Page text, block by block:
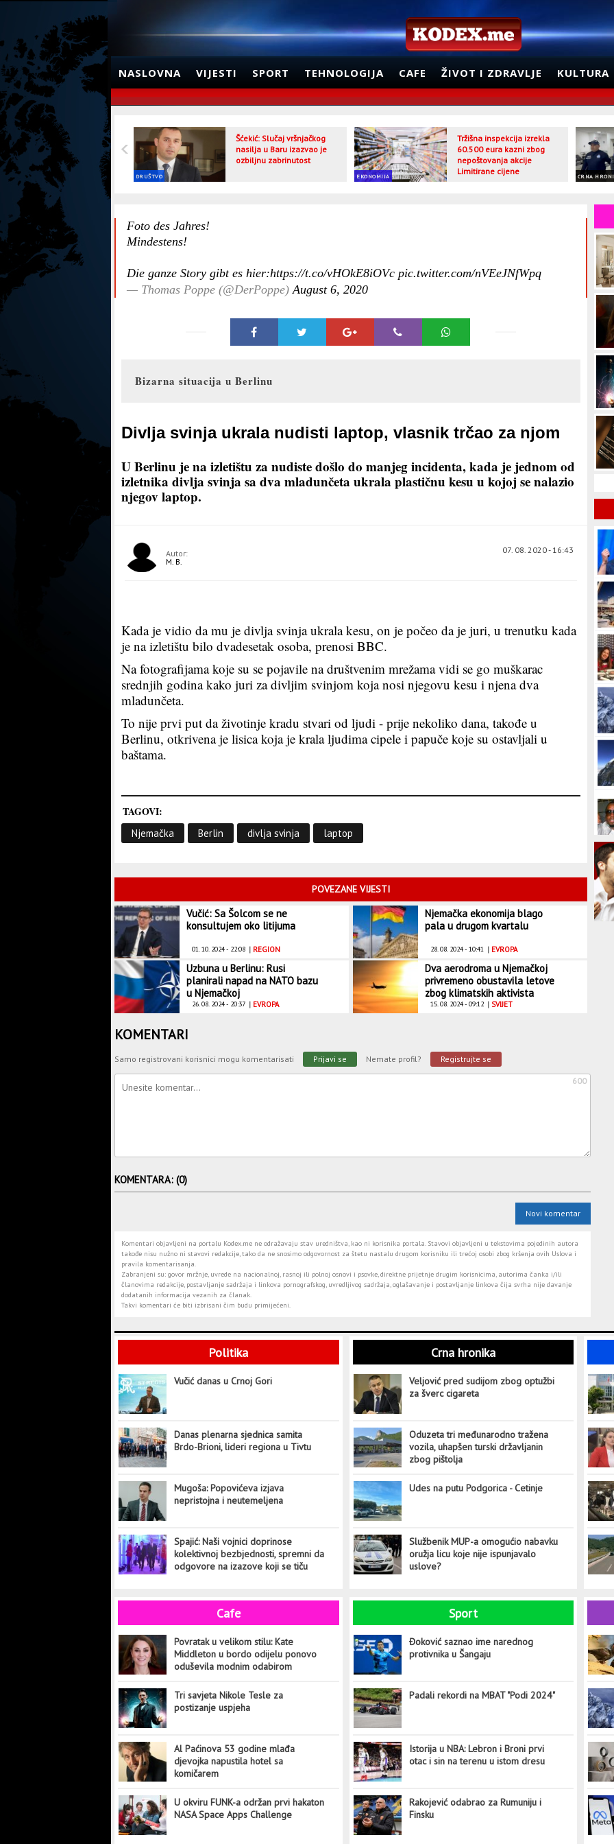
NASLOVNA VIJESTI SPORT TEHNOLOGIJA CAFE ŽIVOT I ZDRAVLJE KULTURA
DRUŠTVO
Šćekić: Slučaj vršnjačkog
nasilja u Baru izazvao je
ozbiljnu zabrinutost
EKONOMIJA
Tržišna inspekcija izrekla
60.500 eura kazni zbog
nepoštovanja akcije
Limitirane cijene
CRNA
Foto des Jahres!
Mindestens!
Die ganze Story gibt es hier:https://t.co/vHOkE8iOVc pic.twitter.com/nVEeJNfWpq
— Thomas Poppe (@DerPoppe)August 6, 2020
Bizarna situacija u Berlinu
Divlja svinja ukrala nudisti laptop, vlasnik trčao za njom
U Berlinu je na izletištu za nudiste došlo do manjeg incidenta, kada je jednom od
izletnika divlja svinja sa dva mladunčeta ukrala plastičnu kesu u kojoj se nalazio
njegov laptop.
07. 08. 2020 - 16:43
Autor:
M. B.
Kada je vidio da mu je divlja svinja ukrala kesu, on je počeo da je juri, u trenutku kada
je na izletištu bilo dvadesetak osoba, prenosi BBC.
Na fotografijama koje su se pojavile na društvenim mrežama vidi se go muškarac
srednjih godina kako juri za divljim svinjom koja nosi njegovu kesu i njena dva
mladunčeta.
To nije prvi put da životinje kradu stvari od ljudi - prije nekoliko dana, takođe u
Berlinu, otkrivena je lisica koja je krala ljudima cipele i papuče koje su ostavljali u
baštama.
TAGOVI:
Njemačka Berlin divlja svinja laptop
POVEZANE VIJESTI
Vučić: Sa Šolcom se ne
konsultujem oko litijuma
01. 10. 2024 - 22:08 | REGION
Njemačka ekonomija blago
pala u drugom kvartalu
28. 08. 2024 - 10:41 | EVROPA
Uzbuna u Berlinu: Rusi
planirali napad na NATO bazu
u Njemačkoj
26. 08. 2024 - 20:37 | EVROPA
Dva aerodroma u Njemačkoj
privremeno obustavila letove
zbog klimatskih aktivista
15. 08. 2024 - 09:12 | SVIJET
KOMENTARI
Samo registrovani korisnici mogu komentarisati Prijavi se Nemate profil? Registrujte se
600
KOMENTARA: (0)
Novi komentar
Komentari objavljeni na portalu Kodex.me ne odražavaju stav uredništva, kao ni korisnika portala. Stavovi objavljeni u tekstovima pojedinih autora
takođe nisu nužno ni stavovi redakcije, tako da ne snosimo odgovornost za štetu nastalu drugom korisniku ili trećoj osobi zbog kršenja ovih Uslova i
pravila komentarisanja.
Zabranjeni su: govor mržnje, uvrede na nacionalnoj, rasnoj ili polnoj osnovi i psovke, direktne prijetnje drugim korisnicima, autorima čanka i/ili
članovima redakcije, postavljanje sadržaja i linkova pornografskog, uvredljivog sadržaja, oglašavanje i postavljanje linkova čija svrha nije davanje
dodatanih informacija vezanih za članak.
Takvi komentari će biti izbrisani čim budu primijećeni.
Politika
Vučić danas u Crnoj Gori
Danas plenarna sjednica samita
Brdo-Brioni, lideri regiona u Tivtu
Mugoša: Popovićeva izjava
nepristojna i neutemeljena
Spajić: Naši vojnici doprinose
kolektivnoj bezbjednosti, spremni da
odgovore na izazove koji se tiču
Crna hronika
Veljović pred sudijom zbog optužbi
za šverc cigareta
Oduzeta tri međunarodno tražena
vozila, uhapšen turski državljanin
zbog pištolja
Udes na putu Podgorica - Cetinje
Službenik MUP-a omogućio nabavku
oružja licu koje nije ispunjavalo
uslove?
Cafe
Povratak u velikom stilu: Kate
Middleton u bordo odijelu ponovo
oduševila modnim odabirom
Tri savjeta Nikole Tesle za
postizanje uspjeha
Al Paćinova 53 godine mlađa
djevojka napustila hotel sa
komičarem
U okviru FUNK-a održan prvi hakaton
NASA Space Apps Challenge
Sport
Đoković saznao ime narednog
protivnika u Šangaju
Padali rekordi na MBAT "Podi 2024"
Istorija u NBA: Lebron i Broni prvi
otac i sin na terenu u istom dresu
Rakojević odabrao za Rumuniju i
Finsku